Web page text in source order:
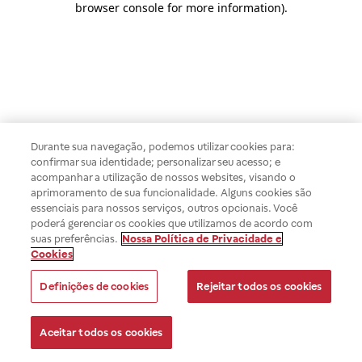
browser console for more information).
Durante sua navegação, podemos utilizar cookies para:
confirmar sua identidade; personalizar seu acesso; e
acompanhar a utilização de nossos websites, visando o
aprimoramento de sua funcionalidade. Alguns cookies são
essenciais para nossos serviços, outros opcionais. Você
poderá gerenciar os cookies que utilizamos de acordo com
suas preferências. Nossa Política de Privacidade e
Cookies
Definições de cookies Rejeitar todos os cookies
Aceitar todos os cookies